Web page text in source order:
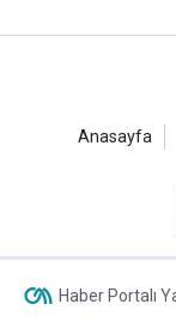
Anasayfa
Haber Portalı